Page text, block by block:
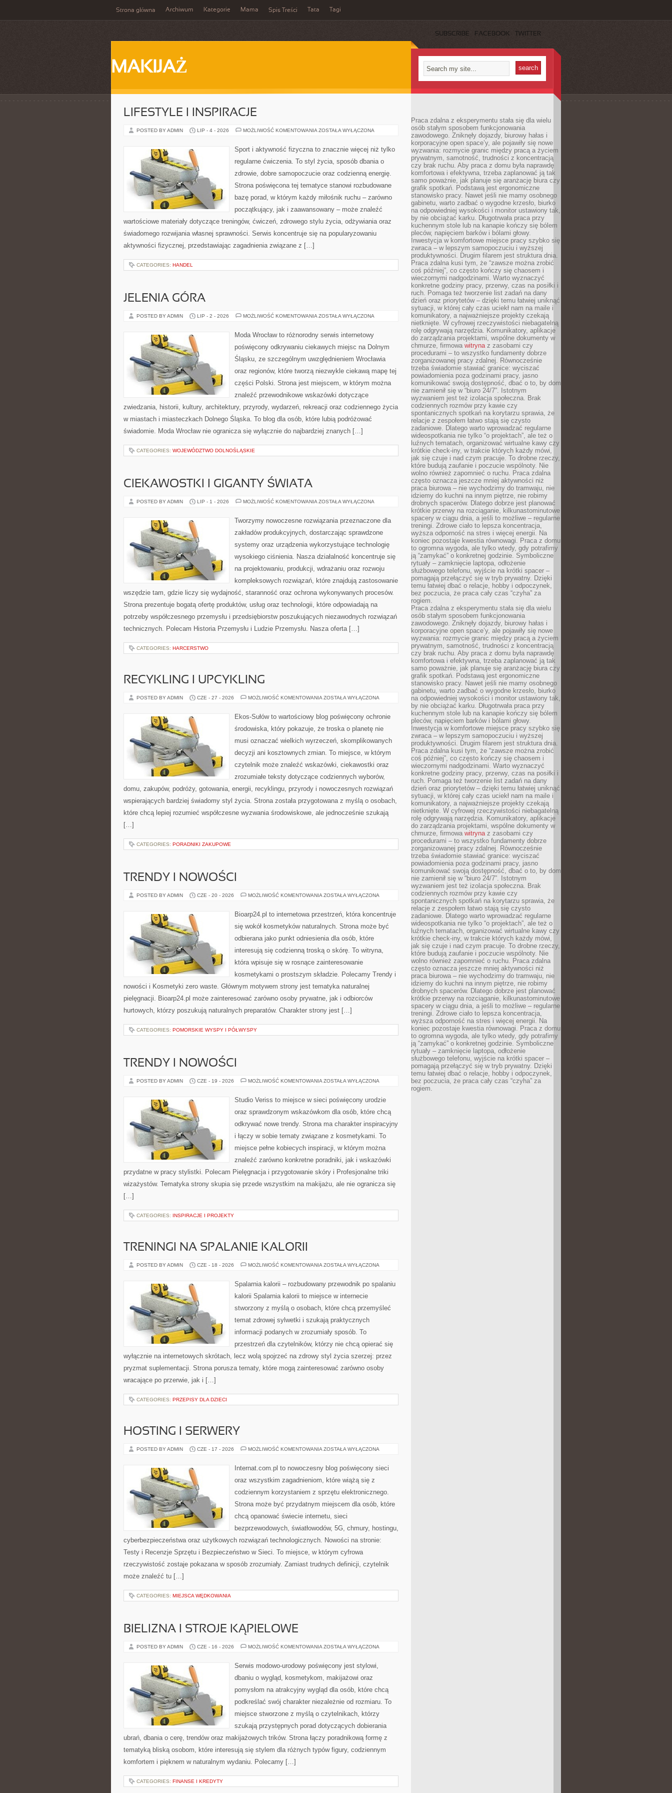
Strona główna Archiwum Kategorie Mama Spis Treści Tata Tagi
SUBSCRIBE FACEBOOK TWITTER
MAKIJAŻ
LIFESTYLE I INSPIRACJE
POSTED BY ADMIN LIP - 4 - 2026 MOŻLIWOŚĆ KOMENTOWANIA LIFESTYLE
ZOSTAŁA WYŁĄCZONA
Sport i aktywność fizyczna to znacznie więcej niż tylko
regularne ćwiczenia. To styl życia, sposób dbania o
zdrowie, dobre samopoczucie oraz codzienną energię.
Strona poświęcona tej tematyce stanowi rozbudowane
bazę porad, w którym każdy miłośnik ruchu – zarówno
początkujący, jak i zaawansowany – może znaleźć
wartościowe materiały dotyczące treningów, ćwiczeń, zdrowego stylu życia, odżywiania oraz
świadomego rozwijania własnej sprawności. Serwis koncentruje się na popularyzowaniu
aktywności fizycznej, przedstawiając zagadnienia związane z […]
CATEGORIES: HANDEL
JELENIA GÓRA
POSTED BY ADMIN LIP - 2 - 2026 MOŻLIWOŚĆ KOMENTOWANIA JELENIA
ZOSTAŁA WYŁĄCZONA
Moda Wrocław to różnorodny serwis internetowy
poświęcony odkrywaniu ciekawych miejsc na Dolnym
Śląsku, ze szczególnym uwzględnieniem Wrocławia
oraz regionów, które tworzą niezwykle ciekawą mapę tej
części Polski. Strona jest miejscem, w którym można
znaleźć przewodnikowe wskazówki dotyczące
zwiedzania, historii, kultury, architektury, przyrody, wydarzeń, rekreacji oraz codziennego życia
w miastach i miasteczkach Dolnego Śląska. To blog dla osób, które lubią podróżować
świadomie. Moda Wrocław nie ogranicza się wyłącznie do najbardziej znanych […]
CATEGORIES: WOJEWÓDZTWO DOLNOŚLĄSKIE
CIEKAWOSTKI I GIGANTY ŚWIATA
POSTED BY ADMIN LIP - 1 - 2026 MOŻLIWOŚĆ KOMENTOWANIA CIEKAWOSTKI
ŚWIATA
ZOSTAŁA WYŁĄCZONA
Tworzymy nowoczesne rozwiązania przeznaczone dla
zakładów produkcyjnych, dostarczając sprawdzone
systemy oraz urządzenia wykorzystujące technologię
wysokiego ciśnienia. Nasza działalność koncentruje się
na projektowaniu, produkcji, wdrażaniu oraz rozwoju
kompleksowych rozwiązań, które znajdują zastosowanie
wszędzie tam, gdzie liczy się wydajność, staranność oraz ochrona wykonywanych procesów.
Strona prezentuje bogatą ofertę produktów, usług oraz technologii, które odpowiadają na
potrzeby współczesnego przemysłu i przedsiębiorstw poszukujących niezawodnych rozwiązań
technicznych. Polecam Historia Przemysłu i Ludzie Przemysłu. Nasza oferta […]
CATEGORIES: HARCERSTWO
RECYKLING I UPCYKLING
POSTED BY ADMIN CZE - 27 - 2026 MOŻLIWOŚĆ KOMENTOWANIA RECYKLING
ZOSTAŁA WYŁĄCZONA
Ekos-Sułów to wartościowy blog poświęcony ochronie
środowiska, który pokazuje, że troska o planetę nie
musi oznaczać wielkich wyrzeczeń, skomplikowanych
decyzji ani kosztownych zmian. To miejsce, w którym
czytelnik może znaleźć wskazówki, ciekawostki oraz
zrozumiałe teksty dotyczące codziennych wyborów,
domu, zakupów, podróży, gotowania, energii, recyklingu, przyrody i nowoczesnych rozwiązań
wspierających bardziej świadomy styl życia. Strona została przygotowana z myślą o osobach,
które chcą lepiej rozumieć współczesne wyzwania środowiskowe, ale jednocześnie szukają
[…]
CATEGORIES: PORADNIKI ZAKUPOWE
TRENDY I NOWOŚCI
POSTED BY ADMIN CZE - 20 - 2026 MOŻLIWOŚĆ KOMENTOWANIA TRENDY
ZOSTAŁA WYŁĄCZONA
Bioarp24.pl to internetowa przestrzeń, która koncentruje
się wokół kosmetyków naturalnych. Strona może być
odbierana jako punkt odniesienia dla osób, które
interesują się codzienną troską o skórę. To witryna,
która wpisuje się w rosnące zainteresowanie
kosmetykami o prostszym składzie. Polecamy Trendy i
nowości i Kosmetyki zero waste. Głównym motywem strony jest tematyka naturalnej
pielęgnacji. Bioarp24.pl może zainteresować zarówno osoby prywatne, jak i odbiorców
hurtowych, którzy poszukują naturalnych preparatów. Charakter strony jest […]
CATEGORIES: POMORSKIE WYSPY I PÓŁWYSPY
TRENDY I NOWOŚCI
POSTED BY ADMIN CZE - 19 - 2026 MOŻLIWOŚĆ KOMENTOWANIA TRENDY
ZOSTAŁA WYŁĄCZONA
Studio Veriss to miejsce w sieci poświęcony urodzie
oraz sprawdzonym wskazówkom dla osób, które chcą
odkrywać nowe trendy. Strona ma charakter inspiracyjny
i łączy w sobie tematy związane z kosmetykami. To
miejsce pełne kobiecych inspiracji, w którym można
znaleźć zarówno konkretne poradniki, jak i wskazówki
przydatne w pracy stylistki. Polecam Pielęgnacja i przygotowanie skóry i Profesjonalne triki
wizażystów. Tematyka strony skupia się przede wszystkim na makijażu, ale nie ogranicza się
[…]
CATEGORIES: INSPIRACJE I PROJEKTY
TRENINGI NA SPALANIE KALORII
POSTED BY ADMIN CZE - 18 - 2026 MOŻLIWOŚĆ KOMENTOWANIA TRENINGI
ZOSTAŁA WYŁĄCZONA
Spalarnia kalorii – rozbudowany przewodnik po spalaniu
kalorii Spalarnia kalorii to miejsce w internecie
stworzony z myślą o osobach, które chcą przemyśleć
temat zdrowej sylwetki i szukają praktycznych
informacji podanych w zrozumiały sposób. To
przestrzeń dla czytelników, którzy nie chcą opierać się
wyłącznie na internetowych skrótach, lecz wolą spojrzeć na zdrowy styl życia szerzej: przez
pryzmat suplementacji. Strona porusza tematy, które mogą zainteresować zarówno osoby
wracające po przerwie, jak i […]
CATEGORIES: PRZEPISY DLA DZIECI
HOSTING I SERWERY
POSTED BY ADMIN CZE - 17 - 2026 MOŻLIWOŚĆ KOMENTOWANIA HOSTING
ZOSTAŁA WYŁĄCZONA
Internat.com.pl to nowoczesny blog poświęcony sieci
oraz wszystkim zagadnieniom, które wiążą się z
codziennym korzystaniem z sprzętu elektronicznego.
Strona może być przydatnym miejscem dla osób, które
chcą opanować świecie internetu, sieci
bezprzewodowych, światłowodów, 5G, chmury, hostingu,
cyberbezpieczeństwa oraz użytkowych rozwiązań technologicznych. Nowości na stronie:
Testy i Recenzje Sprzętu i Bezpieczeństwo w Sieci. To miejsce, w którym cyfrowa
rzeczywistość zostaje pokazana w sposób zrozumiały. Zamiast trudnych definicji, czytelnik
może znaleźć tu […]
CATEGORIES: MIEJSCA WĘDKOWANIA
BIELIZNA I STROJE KĄPIELOWE
POSTED BY ADMIN CZE - 16 - 2026 MOŻLIWOŚĆ KOMENTOWANIA BIELIZNA
KĄPIELOWE
ZOSTAŁA WYŁĄCZONA
Serwis modowo-urodowy poświęcony jest stylowi,
dbaniu o wygląd, kosmetykom, makijażowi oraz
pomysłom na atrakcyjny wygląd dla osób, które chcą
podkreślać swój charakter niezależnie od rozmiaru. To
miejsce stworzone z myślą o czytelnikach, którzy
szukają przystępnych porad dotyczących dobierania
ubrań, dbania o cerę, trendów oraz makijażowych trików. Strona łączy poradnikową formę z
tematyką bliską osobom, które interesują się stylem dla różnych typów figury, codziennym
komfortem i pięknem w naturalnym wydaniu. Polecamy […]
CATEGORIES: FINANSE I KREDYTY
Praca zdalna z eksperymentu stała się dla wielu
osób stałym sposobem funkcjonowania
zawodowego. Zniknęły dojazdy, biurowy hałas i
korporacyjne open space’y, ale pojawiły się nowe
wyzwania: rozmycie granic między pracą a życiem
prywatnym, samotność, trudności z koncentracją
czy brak ruchu. Aby praca z domu była naprawdę
komfortowa i efektywna, trzeba zaplanować ją tak
samo poważnie, jak planuje się aranżację biura czy
grafik spotkań. Podstawą jest ergonomiczne
stanowisko pracy. Nawet jeśli nie mamy osobnego
gabinetu, warto zadbać o wygodne krzesło, biurko
na odpowiedniej wysokości i monitor ustawiony tak,
by nie obciążać karku. Długotrwała praca przy
kuchennym stole lub na kanapie kończy się bólem
pleców, napięciem barków i bólami głowy.
Inwestycja w komfortowe miejsce pracy szybko się
zwraca – w lepszym samopoczuciu i wyższej
produktywności. Drugim filarem jest struktura dnia.
Praca zdalna kusi tym, że “zawsze można zrobić
coś później”, co często kończy się chaosem i
wieczornymi nadgodzinami. Warto wyznaczyć
konkretne godziny pracy, przerwy, czas na posiłki i
ruch. Pomaga też tworzenie list zadań na dany
dzień oraz priorytetów – dzięki temu łatwiej uniknąć
sytuacji, w której cały czas uciekł nam na maile i
komunikatory, a najważniejsze projekty czekają
nietknięte. W cyfrowej rzeczywistości niebagatelną
rolę odgrywają narzędzia. Komunikatory, aplikacje
do zarządzania projektami, wspólne dokumenty w
chmurze, firmowa witrynaz zasobami czy
procedurami – to wszystko fundamenty dobrze
zorganizowanej pracy zdalnej. Równocześnie
trzeba świadomie stawiać granice: wyciszać
powiadomienia poza godzinami pracy, jasno
komunikować swoją dostępność, dbać o to, by dom
nie zamienił się w “biuro 24/7”. Istotnym
wyzwaniem jest też izolacja społeczna. Brak
codziennych rozmów przy kawie czy
spontanicznych spotkań na korytarzu sprawia, że
relacje z zespołem łatwo stają się czysto
zadaniowe. Dlatego warto wprowadzać regularne
wideospotkania nie tylko “o projektach”, ale też o
luźnych tematach, organizować wirtualne kawy czy
krótkie check-iny, w trakcie których każdy mówi,
jak się czuje i nad czym pracuje. To drobne rzeczy,
które budują zaufanie i poczucie wspólnoty. Nie
wolno również zapomnieć o ruchu. Praca zdalna
często oznacza jeszcze mniej aktywności niż
praca biurowa – nie wychodzimy do tramwaju, nie
idziemy do kuchni na innym piętrze, nie robimy
drobnych spacerów. Dlatego dobrze jest planować
krótkie przerwy na rozciąganie, kilkunastominutowe
spacery w ciągu dnia, a jeśli to możliwe – regularne
treningi. Zdrowe ciało to lepsza koncentracja,
wyższa odporność na stres i więcej energii. Na
koniec pozostaje kwestia równowagi. Praca z domu
to ogromna wygoda, ale tylko wtedy, gdy potrafimy
ją “zamykać” o konkretnej godzinie. Symboliczne
rytuały – zamknięcie laptopa, odłożenie
służbowego telefonu, wyjście na krótki spacer –
pomagają przełączyć się w tryb prywatny. Dzięki
temu łatwiej dbać o relacje, hobby i odpoczynek,
bez poczucia, że praca cały czas “czyha” za
rogiem.
Praca zdalna z eksperymentu stała się dla wielu
osób stałym sposobem funkcjonowania
zawodowego. Zniknęły dojazdy, biurowy hałas i
korporacyjne open space’y, ale pojawiły się nowe
wyzwania: rozmycie granic między pracą a życiem
prywatnym, samotność, trudności z koncentracją
czy brak ruchu. Aby praca z domu była naprawdę
komfortowa i efektywna, trzeba zaplanować ją tak
samo poważnie, jak planuje się aranżację biura czy
grafik spotkań. Podstawą jest ergonomiczne
stanowisko pracy. Nawet jeśli nie mamy osobnego
gabinetu, warto zadbać o wygodne krzesło, biurko
na odpowiedniej wysokości i monitor ustawiony tak,
by nie obciążać karku. Długotrwała praca przy
kuchennym stole lub na kanapie kończy się bólem
pleców, napięciem barków i bólami głowy.
Inwestycja w komfortowe miejsce pracy szybko się
zwraca – w lepszym samopoczuciu i wyższej
produktywności. Drugim filarem jest struktura dnia.
Praca zdalna kusi tym, że “zawsze można zrobić
coś później”, co często kończy się chaosem i
wieczornymi nadgodzinami. Warto wyznaczyć
konkretne godziny pracy, przerwy, czas na posiłki i
ruch. Pomaga też tworzenie list zadań na dany
dzień oraz priorytetów – dzięki temu łatwiej uniknąć
sytuacji, w której cały czas uciekł nam na maile i
komunikatory, a najważniejsze projekty czekają
nietknięte. W cyfrowej rzeczywistości niebagatelną
rolę odgrywają narzędzia. Komunikatory, aplikacje
do zarządzania projektami, wspólne dokumenty w
chmurze, firmowa witrynaz zasobami czy
procedurami – to wszystko fundamenty dobrze
zorganizowanej pracy zdalnej. Równocześnie
trzeba świadomie stawiać granice: wyciszać
powiadomienia poza godzinami pracy, jasno
komunikować swoją dostępność, dbać o to, by dom
nie zamienił się w “biuro 24/7”. Istotnym
wyzwaniem jest też izolacja społeczna. Brak
codziennych rozmów przy kawie czy
spontanicznych spotkań na korytarzu sprawia, że
relacje z zespołem łatwo stają się czysto
zadaniowe. Dlatego warto wprowadzać regularne
wideospotkania nie tylko “o projektach”, ale też o
luźnych tematach, organizować wirtualne kawy czy
krótkie check-iny, w trakcie których każdy mówi,
jak się czuje i nad czym pracuje. To drobne rzeczy,
które budują zaufanie i poczucie wspólnoty. Nie
wolno również zapomnieć o ruchu. Praca zdalna
często oznacza jeszcze mniej aktywności niż
praca biurowa – nie wychodzimy do tramwaju, nie
idziemy do kuchni na innym piętrze, nie robimy
drobnych spacerów. Dlatego dobrze jest planować
krótkie przerwy na rozciąganie, kilkunastominutowe
spacery w ciągu dnia, a jeśli to możliwe – regularne
treningi. Zdrowe ciało to lepsza koncentracja,
wyższa odporność na stres i więcej energii. Na
koniec pozostaje kwestia równowagi. Praca z domu
to ogromna wygoda, ale tylko wtedy, gdy potrafimy
ją “zamykać” o konkretnej godzinie. Symboliczne
rytuały – zamknięcie laptopa, odłożenie
służbowego telefonu, wyjście na krótki spacer –
pomagają przełączyć się w tryb prywatny. Dzięki
temu łatwiej dbać o relacje, hobby i odpoczynek,
bez poczucia, że praca cały czas “czyha” za
rogiem.